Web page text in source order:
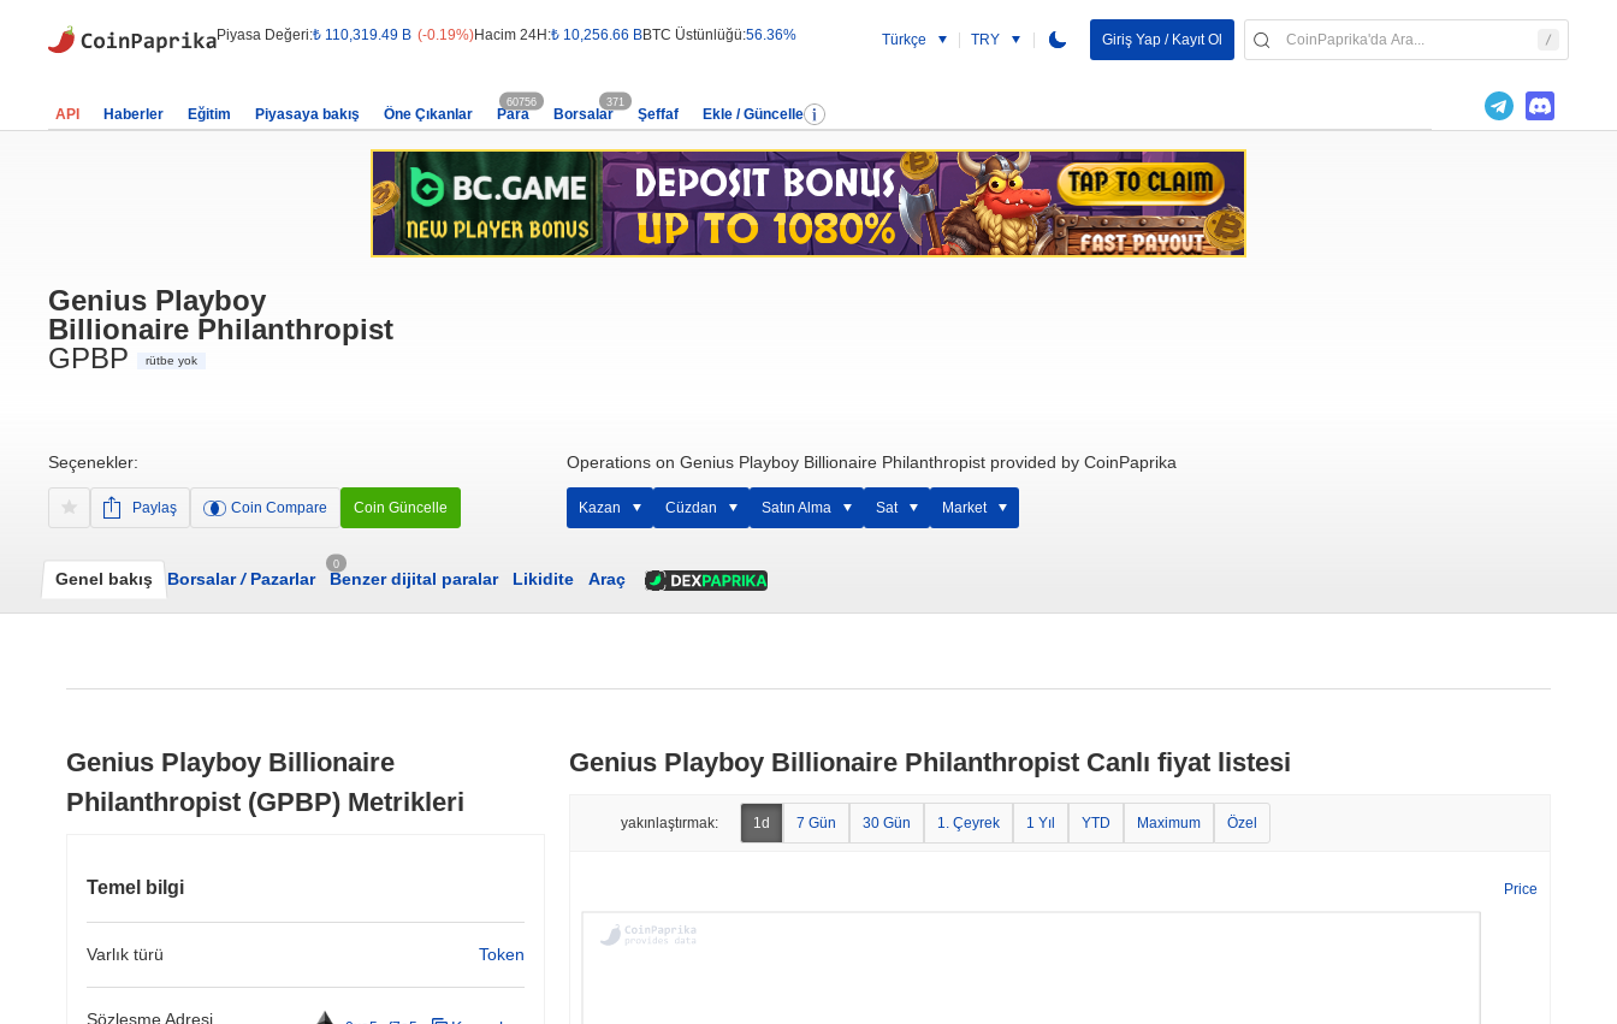
Piyasa Değeri:₺ 110,319.49 B (-0.19%)Hacim 24H:₺ 10,256.66 BBTC Üstünlüğü:56.36% Türkçe TRY Giriş Yap / Kayıt Ol
API Haberler Eğitim Piyasaya bakış Öne Çıkanlar Para
60756
Borsalar
371
Şeffaf Ekle / Güncelle
Genius Playboy
Billionaire Philanthropist
GPBP
rütbe yok
Seçenekler:
Paylaş Coin Compare Coin Güncelle
Operations on Genius Playboy Billionaire Philanthropist provided by CoinPaprika
Kazan Cüzdan Satın Alma Sat Market
Genel bakış Borsalar/Pazarlar
0
Benzer dijital paralar Likidite Araç
Genius Playboy Billionaire
Philanthropist (GPBP) Metrikleri
Temel bilgi
Varlık türü Token
Sözleşme Adresi
Genius Playboy Billionaire Philanthropist Canlı fiyat listesi
yakınlaştırmak: 1d 7 Gün 30 Gün 1. Çeyrek 1 Yıl YTD Maximum Özel
Price